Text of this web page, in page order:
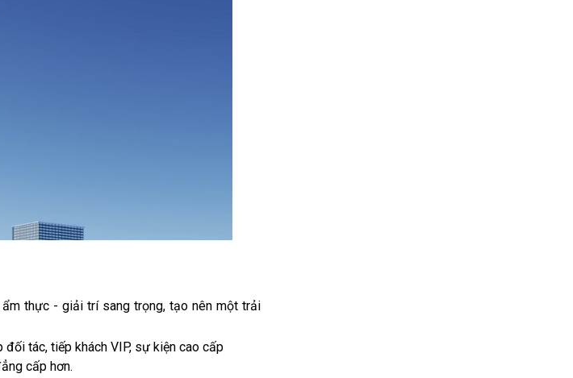
ẩm thực - giải trí sang trọng, tạo nên một trải
đối tác, tiếp khách VIP, sự kiện cao cấp
cấp hơn.